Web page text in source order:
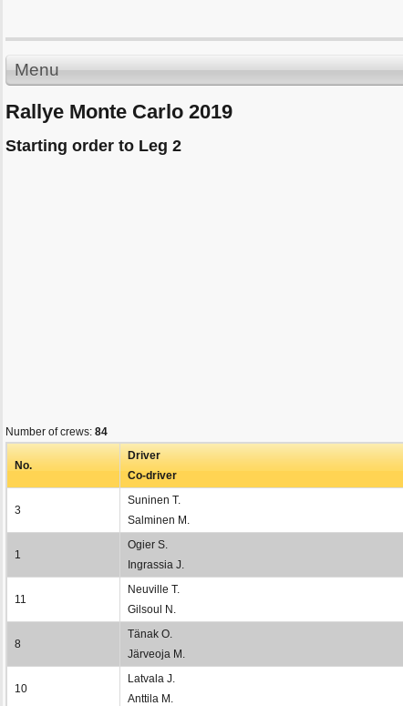
Menu
Rallye Monte Carlo 2019
Starting order to Leg 2
Number of crews: 84
No.
Driver
Co-driver
3
Suninen T.
Salminen M.
1
Ogier S.
Ingrassia J.
11
Neuville T.
Gilsoul N.
8
Tänak O.
Järveoja M.
10
Latvala J.
Anttila M.